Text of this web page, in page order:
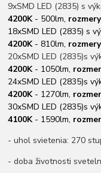
9xSMD LED (2835) s
4200K- 500lm,
18xSMD LED (2835) s
4200K- 810lm,
20xSMD LED (2835)s
4200K- 1050lm,
24xSMD LED (2835)s
4200K- 1270lm,
30xSMD LED (2835)s
4100K- 1590lm,
- uhol svietenia: 270
- doba životnosti